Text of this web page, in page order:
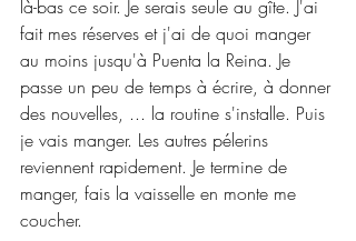
là-bas ce soir. Je serais seule au gîte. J'ai
fait mes réserves et j'ai de quoi manger
au moins jusqu'à Puenta la Reina. Je
passe un peu de temps à écrire, à donner
des nouvelles, ... la routine s'installe. Puis
je vais manger. Les autres pélerins
reviennent rapidement. Je termine de
manger, fais la vaisselle en monte me
coucher.